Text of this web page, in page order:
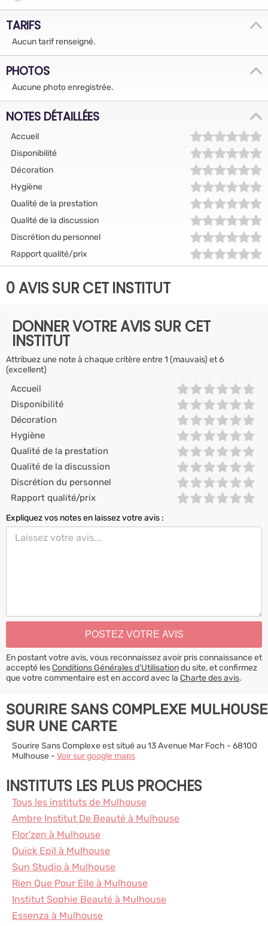
TARIFS
Aucun tarif renseigné.
PHOTOS
Aucune photo enregistrée.
NOTES DÉTAILLÉES
Accueil
Disponibilité
Décoration
Hygiène
Qualité de la prestation
Qualité de la discussion
Discrétion du personnel
Rapport qualité/prix
0 AVIS SUR CET INSTITUT
DONNER VOTRE AVIS SUR CET
INSTITUT
Attribuez une note à chaque critère entre 1 (mauvais) et 6
(excellent)
Accueil
Disponibilité
Décoration
Hygiène
Qualité de la prestation
Qualité de la discussion
Discrétion du personnel
Rapport qualité/prix
Expliquez vos notes en laissez votre avis :
En postant votre avis, vous reconnaissez avoir pris connaissance et
accepté lesConditions Générales d’Utilisationdu site, et confirmez
que votre commentaire est en accord avec la Charte des avis.
SOURIRE SANS COMPLEXE MULHOUSE
SUR UNE CARTE
Sourire Sans Complexe est situé au 13 Avenue Mar Foch - 68100
Mulhouse - Voir sur google maps
INSTITUTS LES PLUS PROCHES
Tous les instituts de Mulhouse
Ambre Institut De Beauté à Mulhouse
Flor'zen à Mulhouse
Quick Epil à Mulhouse
Sun Studio à Mulhouse
Rien Que Pour Elle à Mulhouse
Institut Sophie Beauté à Mulhouse
Essenza à Mulhouse